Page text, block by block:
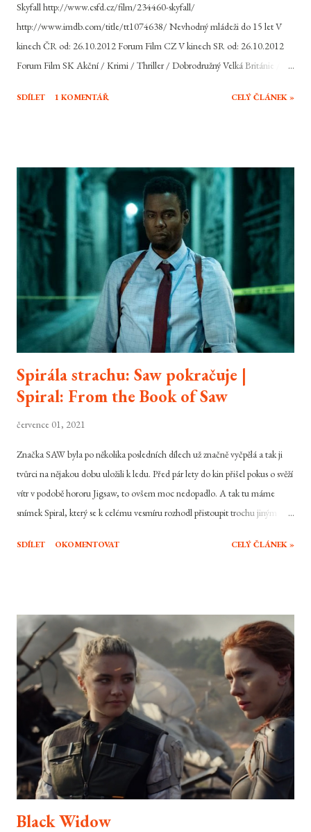
Skyfall http://www.csfd.cz/film/234460-skyfall/
http://www.imdb.com/title/tt1074638/ Nevhodný mládeži do 15 let V
kinech ČR od: 26.10.2012 Forum Film CZ V kinech SR od: 26.10.2012
Forum Film SK Akční / Krimi / Thriller / Dobrodružný Velká Británie /
Wade, John Logan Hudba: Thomas Newman Hrají: Daniel Craig, Judi
ženy, Martini a rychlá auta. Britskou špičku mezi akčními hrdiny filmového
plátna snad netřeba představovat. Agent s povolením zabíjet se vrací už ve
svém 23. dobrodružství, potřetí s tváří Daniela Craiga. Cesta za dalším
dobrodružstvím byla pro agenta 007 díky finančním problémům MGM
před pár lety trochu delší, než původně čekal, nicméně Skyfall je tady.
SDÍLET 1 KOMENTÁŘ CELÝ ČLÁNEK »
Spirála strachu: Saw pokračuje |
Spiral: From the Book of Saw
července 01, 2021
Značka SAW byla po několika posledních dílech už značně vyčpělá a tak ji
tvůrci na nějakou dobu uložili k ledu. Před pár lety do kin přišel pokus o svěží
vítr v podobě hororu Jigsaw, to ovšem moc nedopadlo. A tak tu máme
snímek Spiral, který se k celému vesmíru rozhodl přistoupit trochu jiným
jiného a celý odkaz původní série nechal tak přejít na druhou kolej. Byla to
SDÍLET OKOMENTOVAT CELÝ ČLÁNEK »
Black Widow